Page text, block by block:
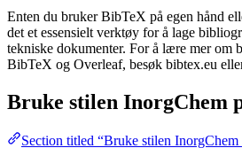
Enten du bruker BibTeX på egen hånd
det et essensielt verktøy for å lage
tekniske dokumenter. For å lære mer om
BibTeX og Overleaf, besøk bibtex.eu
Bruke stilen InorgChem
Section titled “Bruke stilen InorgChem